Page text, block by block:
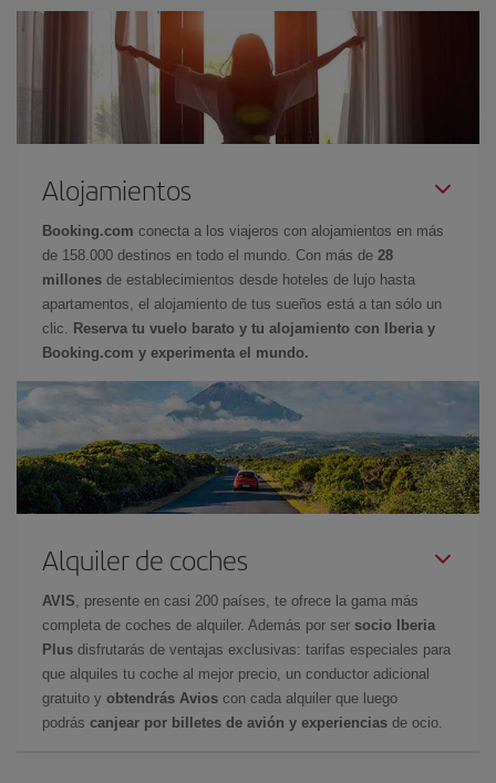
Alojamientos
Booking.com conecta a los viajeros con alojamientos en más
de 158.000 destinos en todo el mundo. Con más de 28
millones de establecimientos desde hoteles de lujo hasta
apartamentos, el alojamiento de tus sueños está a tan sólo un
clic.
Reserva tu vuelo barato y tu alojamiento con Iberia y
Booking.com y experimenta el mundo.
Alquiler de coches
AVIS , presente en casi 200 países, te ofrece la gama más
completa de coches de alquiler. Además por ser socio Iberia
Plus disfrutarás de ventajas exclusivas: tarifas especiales para
que alquiles tu coche al mejor precio, un conductor adicional
gratuito y obtendrás Avios con cada alquiler que luego
podrás canjear por billetes de avión y experiencias de ocio.